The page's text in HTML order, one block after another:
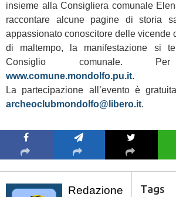
insieme alla Consigliera comunale
raccontare alcune pagine di storia
appassionato conoscitore delle vicende
di maltempo, la manifestazione si
Consiglio comunale. Per
www.comune.mondolfo.pu.it.
La partecipazione all’evento è
archeoclubmondolfo@libero.it.
Redazione
Tags